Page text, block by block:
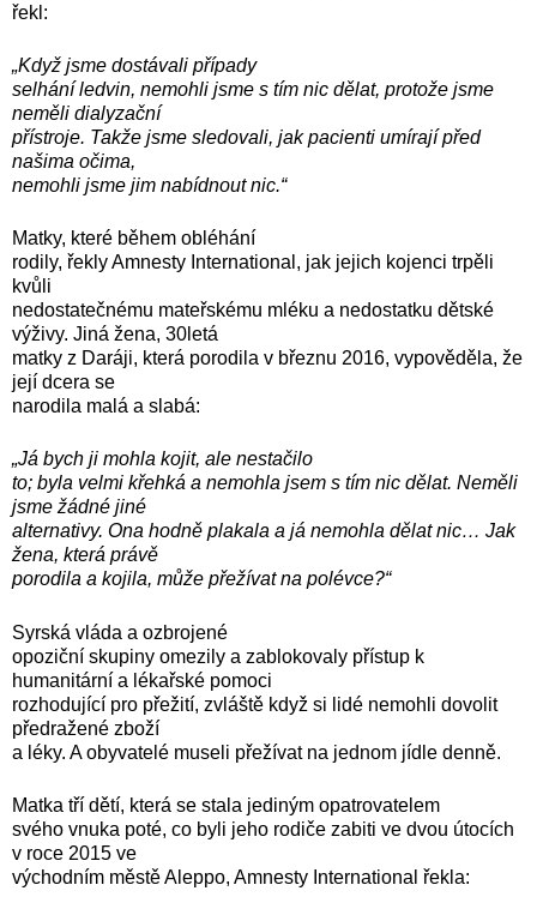
řekl:
„Když jsme dostávali případy
selhání ledvin, nemohli jsme s tím nic dělat, protože jsme
neměli dialyzační
přístroje. Takže jsme sledovali, jak pacienti umírají před
našima očima,
nemohli jsme jim nabídnout nic.“
Matky, které během obléhání
rodily, řekly Amnesty International, jak jejich kojenci trpěli
kvůli
nedostatečnému mateřskému mléku a nedostatku dětské
výživy. Jiná žena, 30letá
matky z Daráji, která porodila v březnu 2016, vypověděla, že
její dcera se
narodila malá a slabá:
„Já bych ji mohla kojit, ale nestačilo
to; byla velmi křehká a nemohla jsem s tím nic dělat. Neměli
jsme žádné jiné
alternativy. Ona hodně plakala a já nemohla dělat nic… Jak
žena, která právě
porodila a kojila, může přežívat na polévce?“
Syrská vláda a ozbrojené
opoziční skupiny omezily a zablokovaly přístup k
humanitární a lékařské pomoci
rozhodující pro přežití, zvláště když si lidé nemohli dovolit
předražené zboží
a léky. A obyvatelé museli přežívat na jednom jídle denně.
Matka tří dětí, která se stala jediným opatrovatelem
svého vnuka poté, co byli jeho rodiče zabiti ve dvou útocích
v roce 2015 ve
východním městě Aleppo, Amnesty International řekla: